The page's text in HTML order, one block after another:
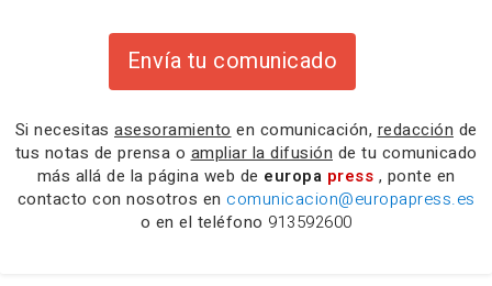
Envía tu comunicado
Si necesitas asesoramiento en comunicación, redacción de
tus notas de prensa o ampliar la difusión de tu comunicado
más allá de la página web de europa press , ponte en
contacto con nosotros en comunicacion@europapress.es
o en el teléfono 913592600